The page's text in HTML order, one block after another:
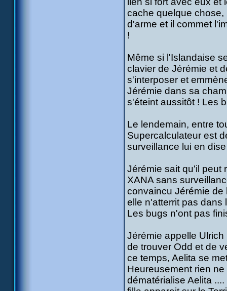
cache quelque chose,
d'arme et il commet
!
Même si l'Islandaise
clavier de Jérémie et
s'interposer et
Jérémie dans sa
s'éteint aussitôt ! Les
Le lendemain, entre
Supercalculateur est
surveillance lui en
Jérémie sait qu'il peut
XANA sans
convaincu Jérémie de
elle n'atterrit pas dans
Les bugs n'ont pas
Jérémie appelle
de trouver Odd et de
ce temps, Aelita se
Heureusement rien
dématérialise Aelita